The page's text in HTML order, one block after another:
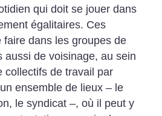
qui doit se jouer dans
égalitaires. Ces
faire dans les groupes de
aussi de voisinage, au sein
collectifs de travail par
ensemble de lieux – le
le syndicat –, où il peut y